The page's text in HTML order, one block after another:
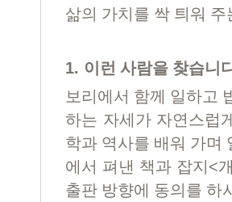
삶의 가치를 싹 틔워
1. 이런 사람을 찾습니
보리에서 함께 일하고
하는 자세가 자연스럽
학과 역사를 배워 가며
에서 펴낸 책과 잡지 <
출판 방향에 동의를 하